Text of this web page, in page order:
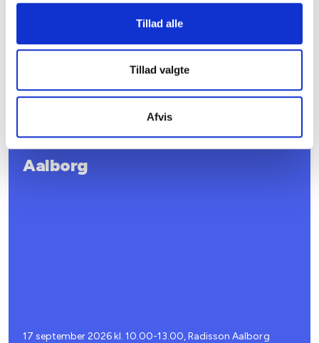
Tillad alle
Tillad valgte
Afvis
15. september 2026 kl. 10.00-13.00, BL i København
Aalborg
17 september 2026 kl. 10.00-13.00, Radisson Aalborg